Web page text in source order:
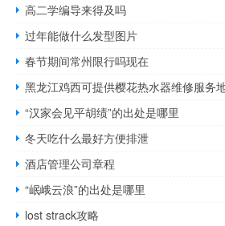
高二学编导来得及吗
过年能做什么发型图片
春节期间常州限行吗现在
黑龙江鸡西可提供樱花热水器维修服务
“汉家会见平胡绩”的出处是哪里
冬天吃什么最好方便排泄
酒店管理公司章程
“岷峨云浪”的出处是哪里
lost strack攻略